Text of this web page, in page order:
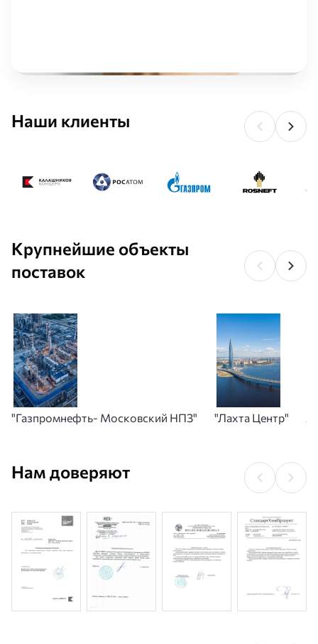
Наши клиенты
Крупнейшие объекты
поставок
"Газпромнефть- Московский НПЗ" "Лахта Центр"
Нам доверяют